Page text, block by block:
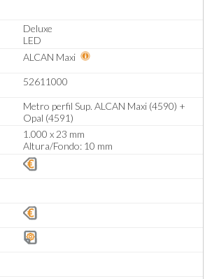
Deluxe
LED
ALCAN Maxi
52611000
Metro perfil Sup. ALCAN Maxi (4590) +
Opal (4591)
1.000 x 23 mm
Altura/Fondo: 10 mm